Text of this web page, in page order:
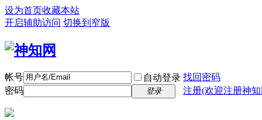
设为首页收藏本站
开启辅助访问 切换到窄版
帐号 自动登录 找回密码
密码
登录 注册(欢迎注册神